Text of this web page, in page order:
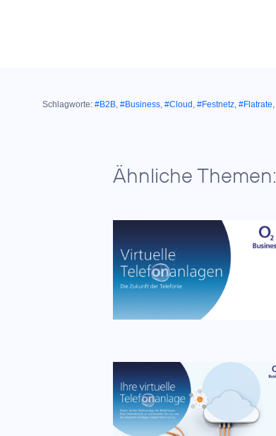
Schlagworte: #B2B, #Business, #Cloud , #Festnetz, #Flatrate,
Ähnliche Themen: